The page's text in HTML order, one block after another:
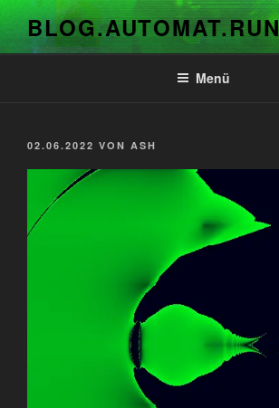
Zum
Inhalt
springen
Menü
VERÖFFENTLICHT
02.06.2022 VON ASH